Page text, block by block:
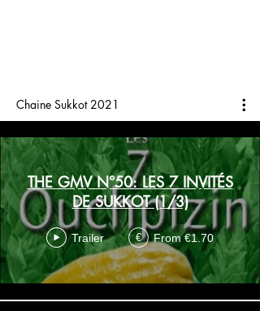
Chaine Sukkot 2021
THE GMV N°50: LES 7 INVITÉS
DE SUKKOT (1/3)
Trailer € From €1.70